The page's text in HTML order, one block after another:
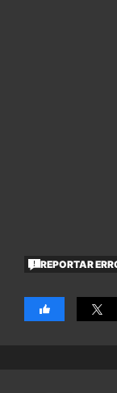
REPORTAR